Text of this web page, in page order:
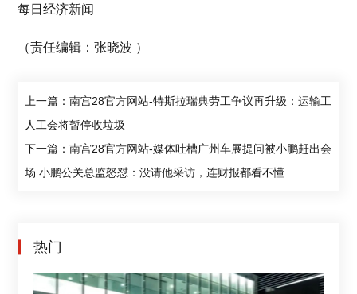
每日经济新闻
（责任编辑：张晓波 ）
上一篇：南宫28官方网站-特斯拉瑞典劳工争议再升级：运输工
人工会将暂停收垃圾
下一篇：南宫28官方网站-媒体吐槽广州车展提问被小鹏赶出会
场 小鹏公关总监怒怼：没请他采访，连财报都看不懂
热门